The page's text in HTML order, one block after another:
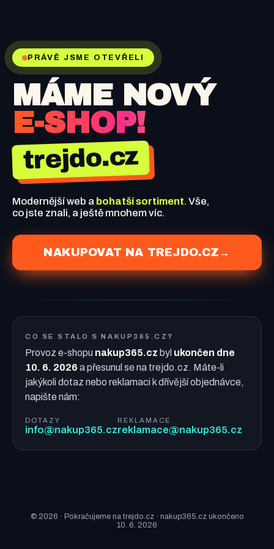
PRÁVĚ JSME OTEVŘELI
MÁME NOVÝ
E-SHOP!
trejdo.cz
Modernější web a bohatší sortiment. Vše,
co jste znali, a ještě mnohem víc.
NAKUPOVAT NA TREJDO.CZ →
CO SE STALO S NAKUP365.CZ?
Provoz e-shopu nakup365.cz byl ukončen dne
10. 6. 2026 a přesunul se na trejdo.cz. Máte-li
jakýkoli dotaz nebo reklamaci k dřívější objednávce,
napište nám:
DOTAZY
info@nakup365.cz
REKLAMACE
reklamace@nakup365.cz
© 2026 · Pokračujeme na trejdo.cz · nakup365.cz ukončeno
10. 6. 2026